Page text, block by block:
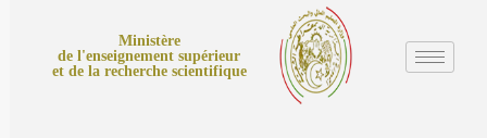
Ministère
de l'enseignement supérieur
et de la recherche scientifique